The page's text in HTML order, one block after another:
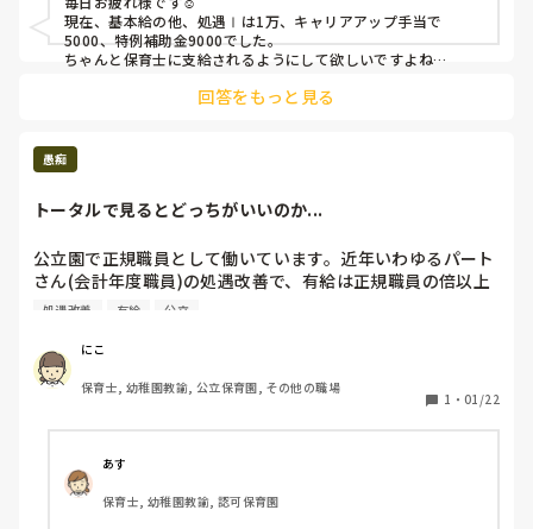
と大幅にもらえる額が減ってしまいました。
その分、地域手当や勤務手当、市独自の地域処遇改善手当で
なんとか賄えている部分もありますが、やはり園によって支
皆さんの園はしっかり支給されていますか？
現在、基本給の他、処遇Ⅰは1万、キャリアアップ手当で
5000、特例補助金9000でした。
ちゃんと保育士に支給されるようにして欲しいですよね…
回答をもっと見る
愚痴
トータルで見るとどっちがいいのか...
公立園で正規職員として働いています。近年いわゆるパート
さん(会計年度職員)の処遇改善で、有給は正規職員の倍以上
消化しており、ボーナスも個人差はありますが増えました。
ライフバランスに重きを置きたい自分としては羨ましいです
笑 そうは言っても年収としては、かなり違うと思って頑張
っていますが...。なんでパートさんだけなんだろうって感じ
処遇改善 有給 公立
にこ
保育士, 幼稚園教諭, 公立保育園, その他の職場
1 ・ 01/22
あす
保育士, 幼稚園教諭, 認可保育園